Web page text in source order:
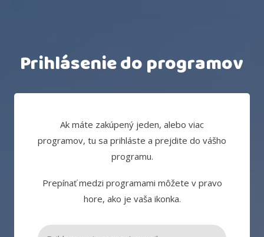
Prihlásenie do programov
Ak máte zakúpený jeden, alebo viac
programov, tu sa prihláste a prejdite do vášho
programu.
Prepínať medzi programami môžete v pravo
hore, ako je vaša ikonka.